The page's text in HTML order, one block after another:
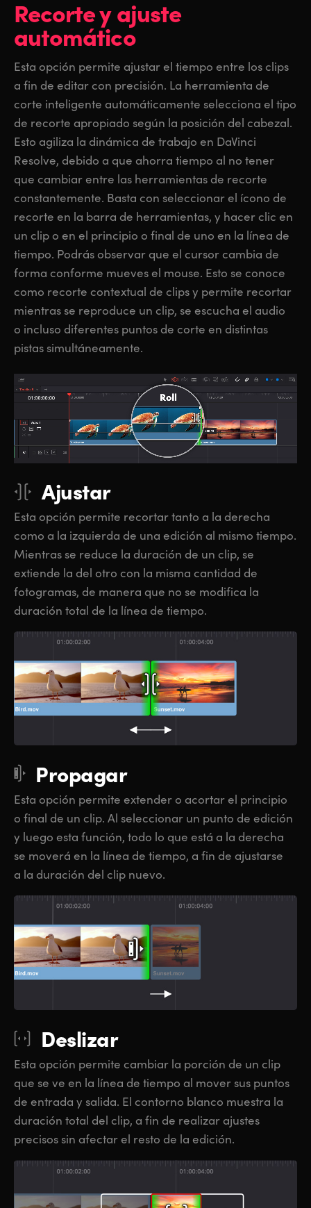
Recorte y ajuste
automático
Esta opción permite ajustar el tiempo entre los clips
a fin de editar con precisión. La herramienta de
corte inteligente automáticamente selecciona el tipo
de recorte apropiado según la posición del cabezal.
Esto agiliza la dinámica de trabajo en DaVinci
Resolve, debido a que ahorra tiempo al no tener
que cambiar entre las herramientas de recorte
constantemente. Basta con seleccionar el ícono de
recorte en la barra de herramientas, y hacer clic en
un clip o en el principio o final de uno en la línea de
tiempo. Podrás observar que el cursor cambia de
forma conforme mueves el mouse. Esto se conoce
como recorte contextual de clips y permite recortar
mientras se reproduce un clip, se escucha el audio
o incluso diferentes puntos de corte en distintas
pistas simultáneamente.
Ajustar
Esta opción permite recortar tanto a la derecha
como a la izquierda de una edición al mismo tiempo.
Mientras se reduce la duración de un clip, se
extiende la del otro con la misma cantidad de
fotogramas, de manera que no se modifica la
duración total de la línea de tiempo.
Propagar
Esta opción permite extender o acortar el principio
o final de un clip. Al seleccionar un punto de edición
y luego esta función, todo lo que está a la derecha
se moverá en la línea de tiempo, a fin de ajustarse
a la duración del clip nuevo.
Deslizar
Esta opción permite cambiar la porción de un clip
que se ve en la línea de tiempo al mover sus puntos
de entrada y salida. El contorno blanco muestra la
duración total del clip, a fin de realizar ajustes
precisos sin afectar el resto de la edición.